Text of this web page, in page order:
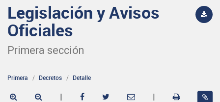
Legislación y Avisos
Oficiales
Primera sección
Primera Decretos Detalle
| |